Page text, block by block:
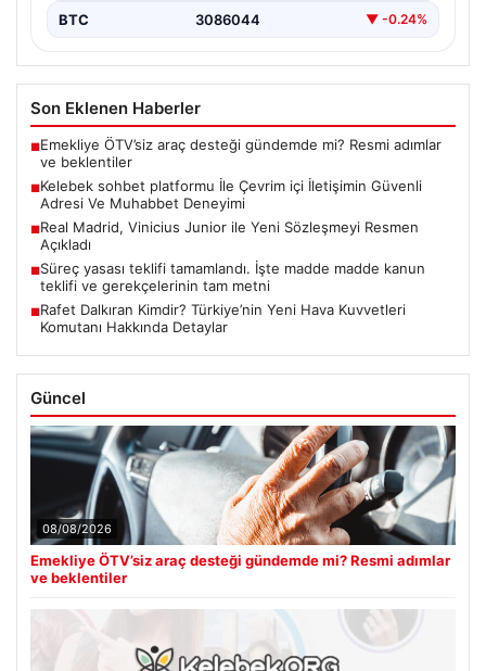
BTC 3086044 ▼ -0.24%
Son Eklenen Haberler
■Emekliye ÖTV’siz araç desteği gündemde mi? Resmi adımlar
ve beklentiler
■Kelebek sohbet platformu İle Çevrim içi İletişimin Güvenli
Adresi Ve Muhabbet Deneyimi
■Real Madrid, Vinicius Junior ile Yeni Sözleşmeyi Resmen
Açıkladı
■Süreç yasası teklifi tamamlandı. İşte madde madde kanun
teklifi ve gerekçelerinin tam metni
■Rafet Dalkıran Kimdir? Türkiye’nin Yeni Hava Kuvvetleri
Komutanı Hakkında Detaylar
Güncel
08/08/2026
Emekliye ÖTV’siz araç desteği gündemde mi? Resmi adımlar
ve beklentiler